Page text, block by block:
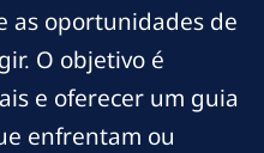
as oportunidades de
O objetivo é
e oferecer um guia
enfrentam ou